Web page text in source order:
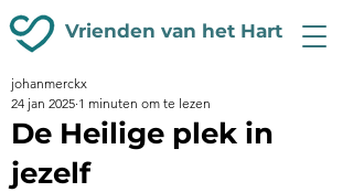
Vrienden van het Hart
De Heilige plek in
jezelf
johanmerckx
24 jan 2025 1 minuten om te lezen